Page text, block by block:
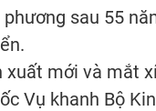
sau 55
mới và mắt
Vụ khanh Bộ